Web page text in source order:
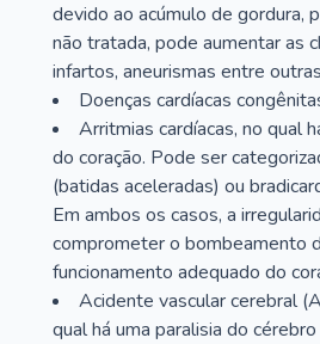
devido ao acúmulo de gordura,
não tratada, pode aumentar as
infartos, aneurismas entre
Doenças cardíacas
Arritmias cardíacas, no qual
do coração. Pode ser
(batidas aceleradas) ou
Em ambos os casos, a
comprometer o bombeamento
funcionamento adequado do
Acidente vascular cerebral
qual há uma paralisia do